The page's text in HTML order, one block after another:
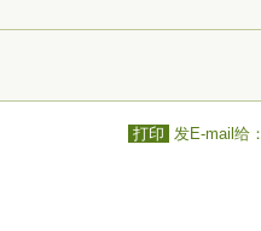
打印 发E-mail给：